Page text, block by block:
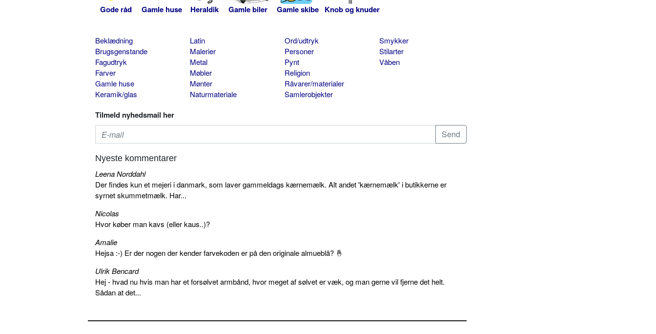
Gode råd Gamle huse Heraldik Gamle biler Gamle skibe Knob og knuder
Beklædning
Brugsgenstande
Fagudtryk
Farver
Gamle huse
Keramik/glas
Latin
Malerier
Metal
Møbler
Mønter
Naturmateriale
Ord/udtryk
Personer
Pynt
Religion
Råvarer/materialer
Samlerobjekter
Smykker
Stilarter
Våben
Tilmeld nyhedsmail her
Nyeste kommentarer
Leena Norddahl
Der findes kun et mejeri i danmark, som laver gammeldags kærnemælk. Alt andet 'kærnemælk' i butikkerne er
syrnet skummetmælk. Har...
Nicolas
Hvor køber man kavs (eller kaus..)?
Amalie
Hejsa :-) Er der nogen der kender farvekoden er på den originale almueblå? 🤞
Ulrik Bencard
Hej - hvad nu hvis man har et forsølvet armbånd, hvor meget af sølvet er væk, og man gerne vil fjerne det helt.
Sådan at det...